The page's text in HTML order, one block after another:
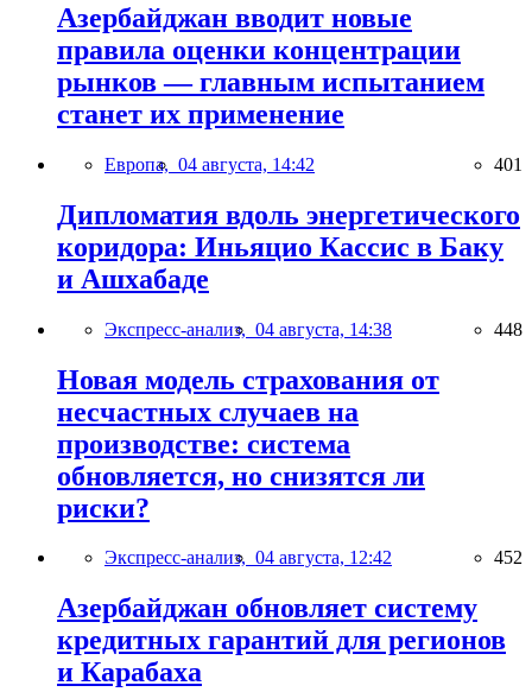
Азербайджан вводит новые
правила оценки концентрации
рынков — главным испытанием
станет их применение
Европа, 04 августа, 14:42 401
Дипломатия вдоль энергетического
коридора: Иньяцио Кассис в Баку
и Ашхабаде
Экспресс-анализ, 04 августа, 14:38 448
Новая модель страхования от
несчастных случаев на
производстве: система
обновляется, но снизятся ли
риски?
Экспресс-анализ, 04 августа, 12:42 452
Азербайджан обновляет систему
кредитных гарантий для регионов
и Карабаха